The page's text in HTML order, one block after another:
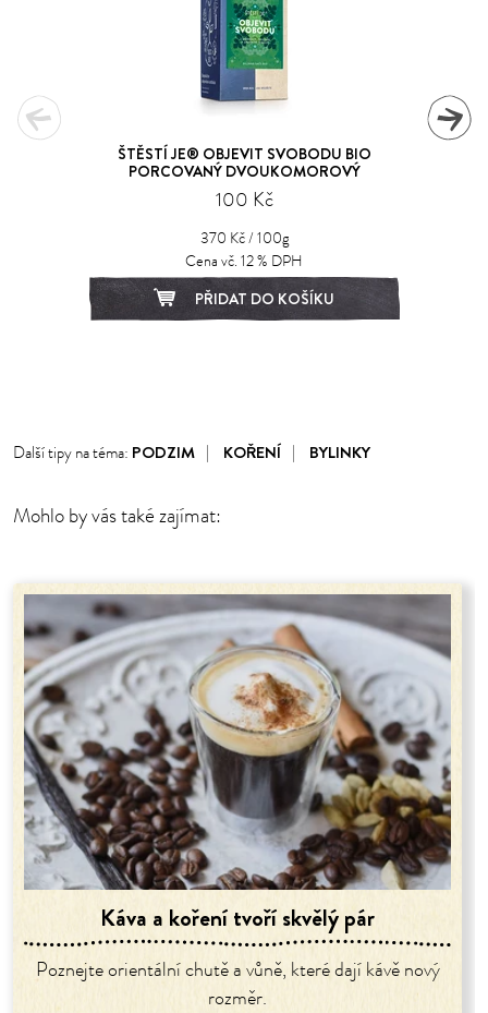
ŠTĚSTÍ JE® OBJEVIT SVOBODU BIO
PORCOVANÝ DVOUKOMOROVÝ
100 Kč
370 Kč / 100g
Cena vč. 12 % DPH
PŘIDAT DO KOŠÍKU
Další tipy na téma: PODZIM KOŘENÍ BYLINKY
Mohlo by vás také zajímat:
Káva a koření tvoří skvělý pár
Poznejte orientální chutě a vůně, které dají kávě nový
rozměr.